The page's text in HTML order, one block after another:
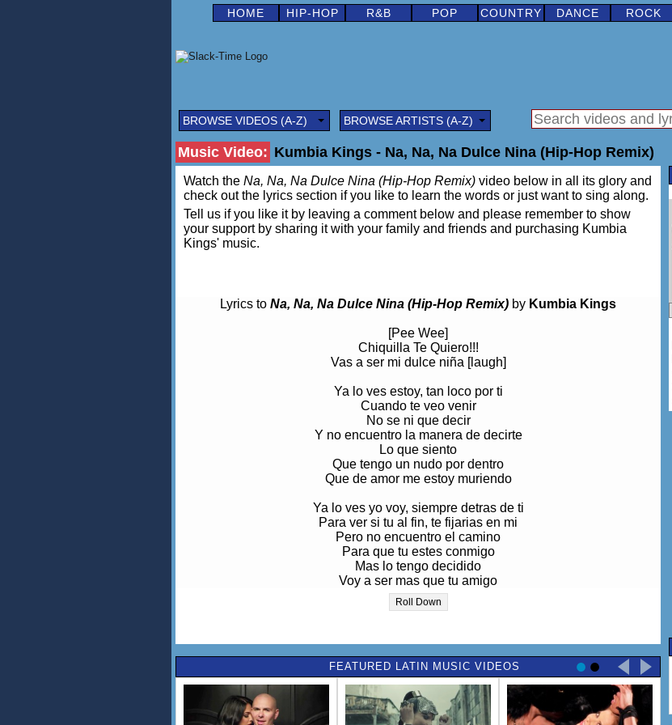
HOME HIP-HOP R&B POP COUNTRY DANCE ROCK
BROWSE VIDEOS (A-Z) BROWSE ARTISTS (A-Z)
Music Video: Kumbia Kings - Na, Na, Na Dulce Nina (Hip-Hop Remix)
Watch the Na, Na, Na Dulce Nina (Hip-Hop Remix) video below in all its glory and
check out the lyrics section if you like to learn the words or just want to sing along.
Tell us if you like it by leaving a comment below and please remember to show
your support by sharing it with your family and friends and purchasing Kumbia
Kings' music.
Lyrics to Na, Na, Na Dulce Nina (Hip-Hop Remix) by Kumbia Kings
[Pee Wee]
Chiquilla Te Quiero!!!
Vas a ser mi dulce niña [laugh]
Ya lo ves estoy, tan loco por ti
Cuando te veo venir
No se ni que decir
Y no encuentro la manera de decirte
Lo que siento
Que tengo un nudo por dentro
Que de amor me estoy muriendo
Ya lo ves yo voy, siempre detras de ti
Para ver si tu al fin, te fijarias en mi
Pero no encuentro el camino
Para que tu estes conmigo
Mas lo tengo decidido
Voy a ser mas que tu amigo
Ya te lo tengo advertido
conmigo tu vas a estar
No quieras disimularlo,
Si en mi tambien has pensado
Vente conmigo que yo quiero estar contigo
Roll Down
FEATURED LATIN MUSIC VIDEOS